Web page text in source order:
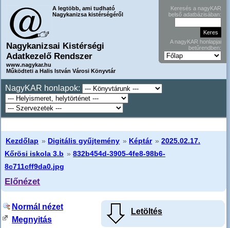
A legtöbb, ami tudható
Nagykanizsa kistérségéről
Nagykanizsai Kistérségi
Adatkezelő Rendszer
www.nagykar.hu
Működteti a Halis István Városi Könyvtár
Keresés a nagyKAR
belső adatbázisában:
A nagyKAR honlapjai
betűrendben:
NagyKAR honlapok:
Kezdőlap » Digitális gyűjtemény » Képtár »2025.02.17.
Kőrösi iskola 3.b »832b454d-3905-4fe8-98b6-
8c711cff9da0.jpg
Előnézet
Letöltés
Normál nézet
Megnyitás